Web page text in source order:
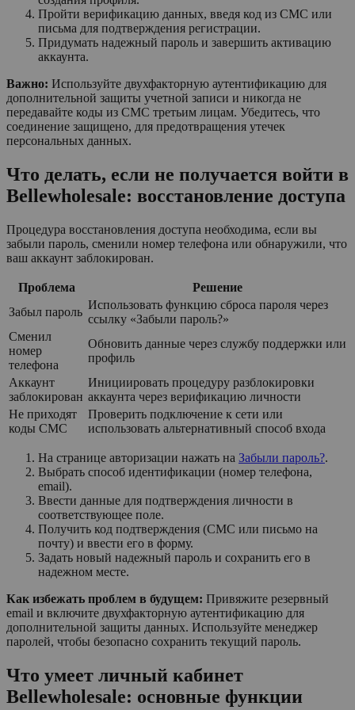
Пройти верификацию данных, введя код из СМС или
письма для подтверждения регистрации.
Придумать надежный пароль и завершить активацию
аккаунта.
Важно: Используйте двухфакторную аутентификацию для
дополнительной защиты учетной записи и никогда не
передавайте коды из СМС третьим лицам. Убедитесь, что
соединение защищено, для предотвращения утечек
персональных данных.
Что делать, если не получается войти в
Bellewholesale: восстановление доступа
Процедура восстановления доступа необходима, если вы
забыли пароль, сменили номер телефона или обнаружили, что
ваш аккаунт заблокирован.
Проблема
Решение
Забыл пароль
Использовать функцию сброса пароля через
ссылку «Забыли пароль?»
Сменил
номер
телефона
Обновить данные через службу поддержки или
профиль
Аккаунт
заблокирован
Инициировать процедуру разблокировки
аккаунта через верификацию личности
Не приходят
коды СМС
Проверить подключение к сети или
использовать альтернативный способ входа
На странице авторизации нажать на Забыли пароль?.
Выбрать способ идентификации (номер телефона,
email).
Ввести данные для подтверждения личности в
соответствующее поле.
Получить код подтверждения (СМС или письмо на
почту) и ввести его в форму.
Задать новый надежный пароль и сохранить его в
надежном месте.
Как избежать проблем в будущем: Привяжите резервный
email и включите двухфакторную аутентификацию для
дополнительной защиты данных. Используйте менеджер
паролей, чтобы безопасно сохранить текущий пароль.
Что умеет личный кабинет
Bellewholesale: основные функции